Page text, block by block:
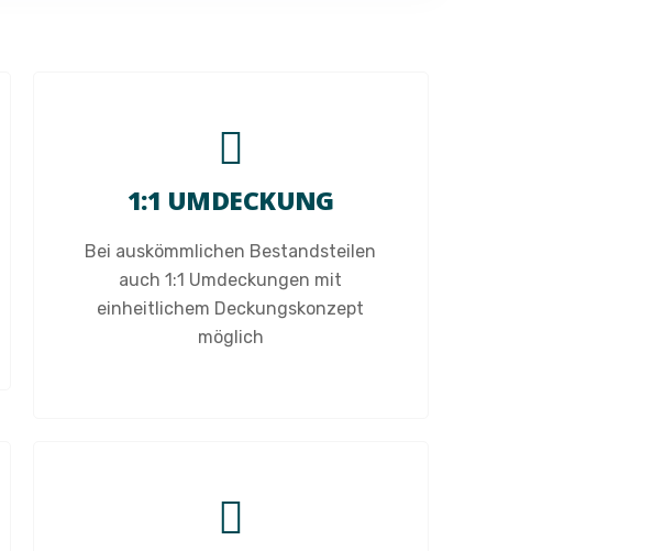
1:1 UMDECKUNG
Bei auskömmlichen Bestandsteilen
auch 1:1 Umdeckungen mit
einheitlichem Deckungskonzept
möglich